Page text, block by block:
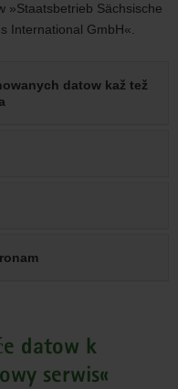
»Staatsbetrieb Sächsische
International GmbH«.
datow kaž tež
datow k
serwis«